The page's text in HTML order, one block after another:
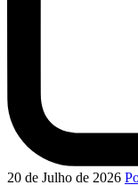
20 de Julho de 2026